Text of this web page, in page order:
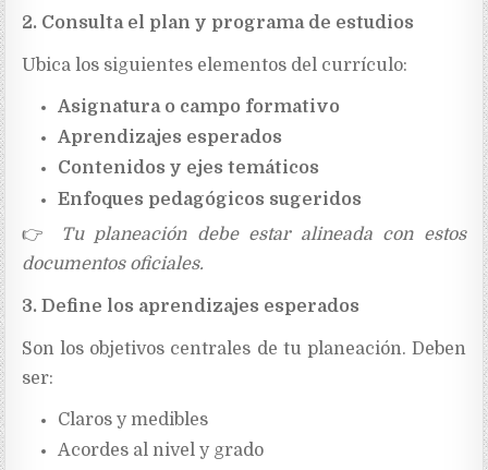
2. Consulta el plan y programa de estudios
Ubica los siguientes elementos del currículo:
Asignatura o campo formativo
Aprendizajes esperados
Contenidos y ejes temáticos
Enfoques pedagógicos sugeridos
👉
Tu planeación debe estar alineada con estos
documentos oficiales.
3. Define los aprendizajes esperados
Son los objetivos centrales de tu planeación. Deben
ser:
Claros y medibles
Acordes al nivel y grado